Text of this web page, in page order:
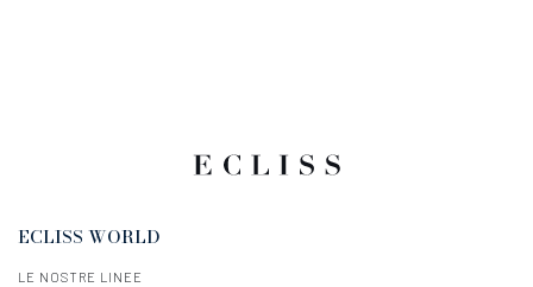
ECLISS WORLD
LE NOSTRE LINEE